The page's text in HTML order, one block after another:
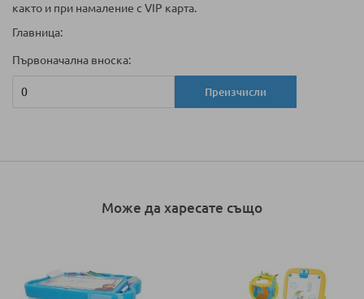
както и при намаление с VIP карта.
Главница:
Първоначална вноска:
Преизчисли
Може да харесате също